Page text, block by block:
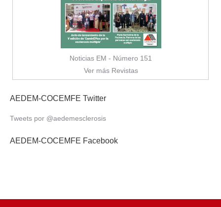
Noticias EM - Número 151
Ver más Revistas
AEDEM-COCEMFE Twitter
Tweets por @aedemesclerosis
AEDEM-COCEMFE Facebook